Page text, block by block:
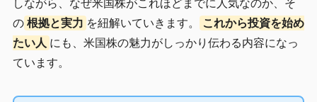
しながら、なぜ米国株がこれほどまでに人気なのか、そ
の 根拠と実力 を紐解いていきます。
これから投資を始め
たい人 にも、米国株の魅力がしっかり伝わる内容になっ
ています。